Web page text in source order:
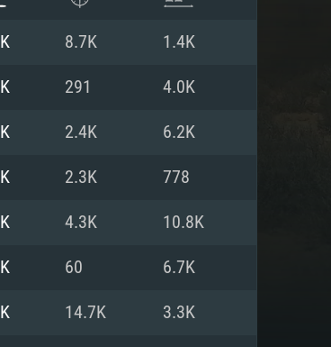
8.7K 1.4K
291 4.0K
2.4K 6.2K
2.3K 778
4.3K 10.8K
60 6.7K
14.7K 3.3K